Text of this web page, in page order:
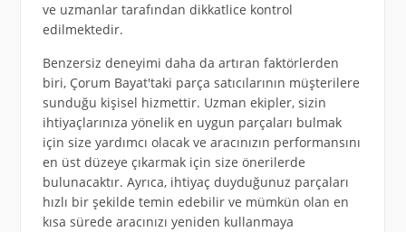
ve uzmanlar tarafından dikkatlice kontrol
edilmektedir.
Benzersiz deneyimi daha da artıran faktörlerden
biri, Çorum Bayat'taki parça satıcılarının müşterilere
sunduğu kişisel hizmettir. Uzman ekipler, sizin
ihtiyaçlarınıza yönelik en uygun parçaları bulmak
için size yardımcı olacak ve aracınızın performansını
en üst düzeye çıkarmak için size önerilerde
bulunacaktır. Ayrıca, ihtiyaç duyduğunuz parçaları
hızlı bir şekilde temin edebilir ve mümkün olan en
kısa sürede aracınızı yeniden kullanmaya